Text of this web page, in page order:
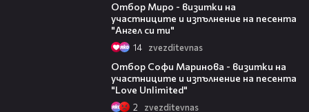
Отбор Миро - визитки на
участниците и изпълнение на песента
"Ангел си ти"
14 zvezditevnas
Отбор Софи Маринова - визитки на
участниците и изпълнение на песента
"Love Unlimited"
2 zvezditevnas